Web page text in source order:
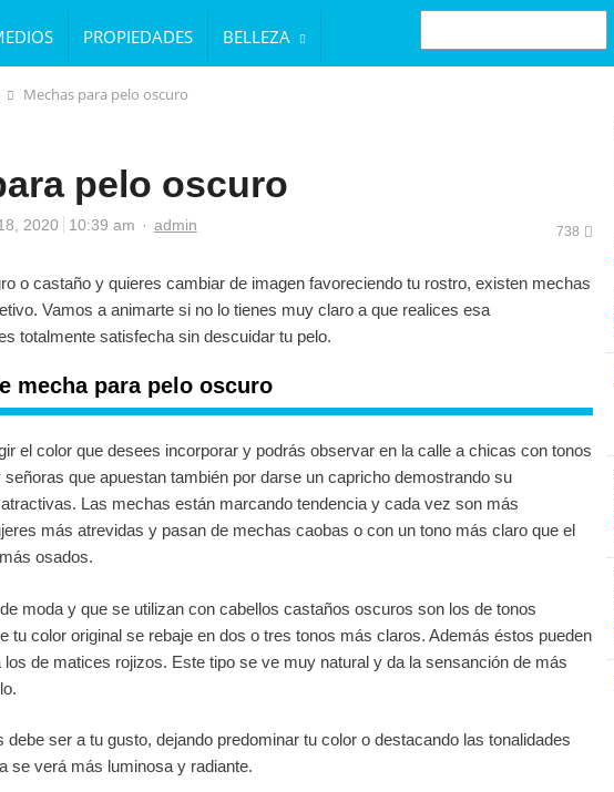
PROPIEDADES BELLEZA
BUSCAR
Mechas para pelo oscuro
pelo oscuro
2020 10:39 am Author
admin 738
o castaño y quieres cambiar de imagen favoreciendo tu rostro, existen mechas
Vamos a animarte si no lo tienes muy claro a que realices esa
totalmente satisfecha sin descuidar tu pelo.
mecha para pelo oscuro
el color que desees incorporar y podrás observar en la calle a chicas con tonos
que apuestan también por darse un capricho demostrando su
Las mechas están marcando tendencia y cada vez son más
más atrevidas y pasan de mechas caobas o con un tono más claro que el
osados.
moda y que se utilizan con cabellos castaños oscuros son los de tonos
tu color original se rebaje en dos o tres tonos más claros. Además éstos pueden
los de matices rojizos. Este tipo se ve muy natural y da la sensanción de más
debe ser a tu gusto, dejando predominar tu color o destacando las tonalidades
se verá más luminosa y radiante.